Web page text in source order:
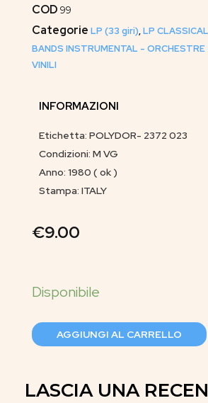
COD 99
Categorie LP (33 giri),LP
BANDS INSTRUMENTAL -
VINILI
INFORMAZIONI
Etichetta: POLYDOR- 2372 023
Condizioni: M VG
Anno: 1980 ( ok )
Stampa: ITALY
€9.00
AGGIUNGI AL CARRELLO
LASCIA UNA